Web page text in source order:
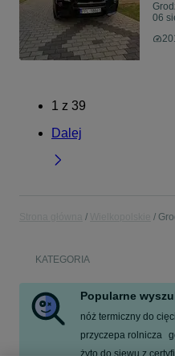
06
1 z 39
Dalej
KATEGORIA
Popularne
nóż termiczny do
przyczepa rolnicza